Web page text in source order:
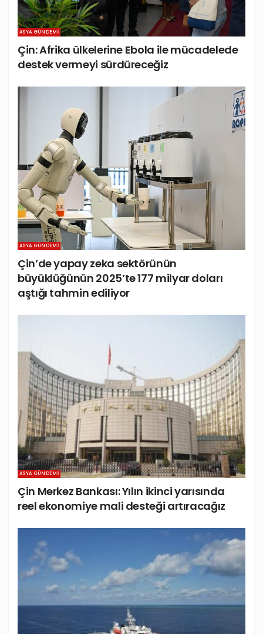
ASYA GÜNDEMI
Çin: Afrika ülkelerine Ebola ile mücadelede
destek vermeyi sürdüreceğiz
ASYA GÜNDEMI
Çin’de yapay zeka sektörünün
büyüklüğünün 2025’te 177 milyar doları
aştığı tahmin ediliyor
ASYA GÜNDEMI
Çin Merkez Bankası: Yılın ikinci yarısında
reel ekonomiye mali desteği artıracağız